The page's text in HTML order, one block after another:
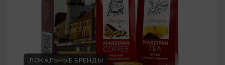
ЛОКАЛЬНЫЕ БРЕНДЫ